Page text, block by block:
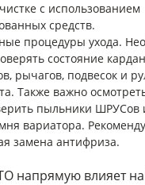
с использованием
средств.
процедуры ухода.
состояние
рычагов, подвесок и
Также важно
пыльники ШРУСов
вариатора.
замена антифриза.
напрямую влияет